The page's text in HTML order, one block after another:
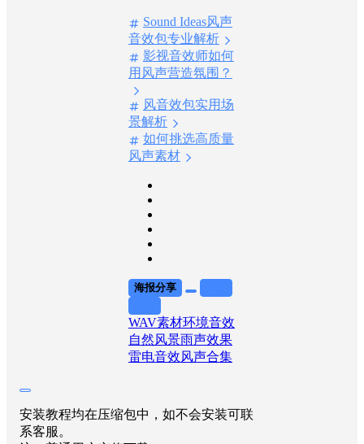
Sound Ideas风声
音效包专业解析
影视音效师如何
用风声营造氛围？
风音效包实用场
景解析
如何挑选高质量
举报
WAV素材环境音效
自然风景雨声效果
安装教程均在压缩包中，如不会安装可联